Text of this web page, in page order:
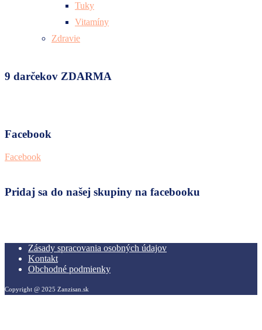
Tuky
Vitamíny
Zdravie
9 darčekov ZDARMA
Facebook
Facebook
Pridaj sa do našej skupiny na facebooku
Zásady spracovania osobných údajov
Kontakt
Obchodné podmienky
Copyright @ 2025 Zanzisan.sk